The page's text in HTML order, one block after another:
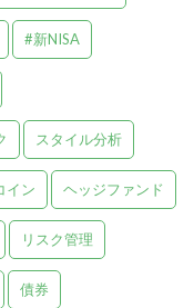
#新NISA
スタイル分析
イン ヘッジファンド
リスク管理
債券